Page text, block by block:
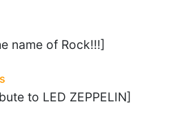
name of Rock!!!]
to LED ZEPPELIN]